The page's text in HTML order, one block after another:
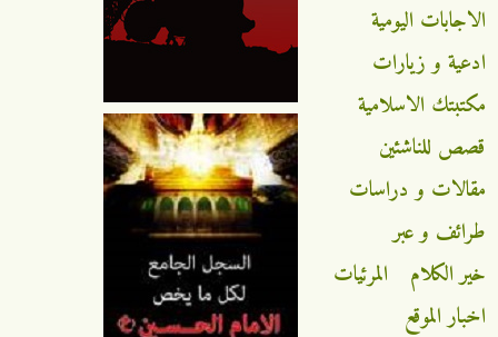
الاجابات اليومية
ادعية و زيارات
مكتبتك الاسلامية
قصص للناشئين
مقالات و دراسات
طرائف و عبر
خير الكلام
المرئيات
اخبار الموقع